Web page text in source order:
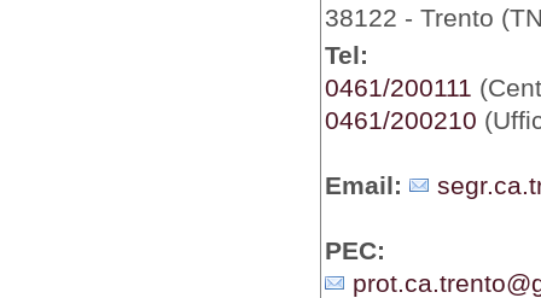
38122 - Trento
Tel:
0461/200111
0461/200210
Email:
PEC: